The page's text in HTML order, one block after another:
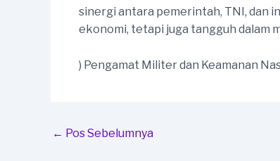
sinergi antara pemerintah, TNI, dan
ekonomi, tetapi juga tangguh dalam
) Pengamat Militer dan Keamanan
Post
← Pos Sebelumnya